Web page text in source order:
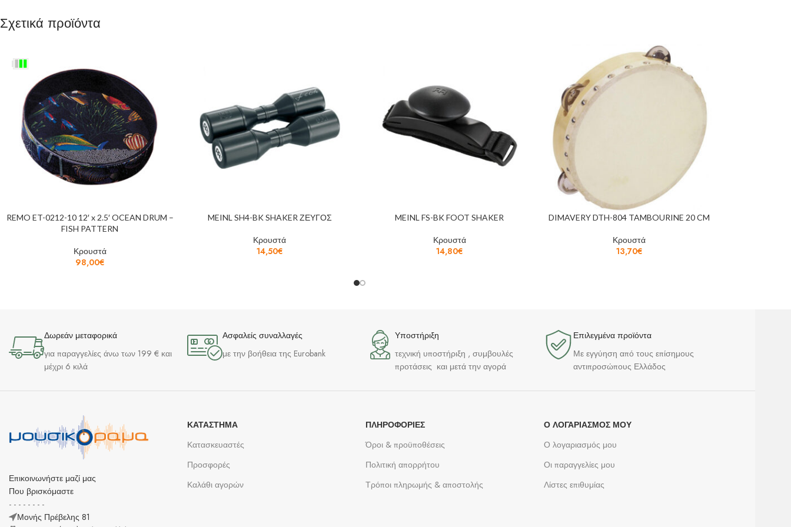
Σχετικά προϊόντα
REMO ET-0212-10 12′ x 2.5′ OCEAN DRUM –
FISH PATTERN
Κρουστά
98,00€
MEINL SH4-BK SHAKER ΖΕΥΓΟΣ
Κρουστά
14,50€
MEINL FS-BK FOOT SHAKER
Κρουστά
14,80€
DIMAVERY DTH-804 TAMBOURINE 20 CM
Κρουστά
13,70€
Δωρεάν μεταφορικά
για παραγγελίες άνω των 199 € και
μέχρι 6 κιλά
Ασφαλείς συναλλαγές
με την βοήθεια της Eurobank
Υποστήριξη
τεχνική υποστήριξη , συμβουλές
προτάσεις και μετά την αγορά
Επιλεγμένα προϊόντα​
Με εγγύηση από τους επίσημους
αντιπροσώπους Ελλάδος
Επικοινωνήστε μαζί μας
Που βρισκόμαστε
- - - - - - - -
Μονής Πρέβελης 81
ΚΑΤΆΣΤΗΜΑ
Κατασκευαστές
Προσφορές
Καλάθι αγορών
ΠΛΗΡΟΦΟΡΊΕΣ
Όροι & προϋποθέσεις
Πολιτική απορρήτου
Τρόποι πληρωμής & αποστολής
Ο ΛΟΓΑΡΙΑΣΜΌΣ ΜΟΥ
Ο λογαριασμός μου
Οι παραγγελίες μου
Λίστες επιθυμίας